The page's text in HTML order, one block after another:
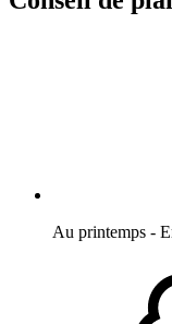
Au printemps -